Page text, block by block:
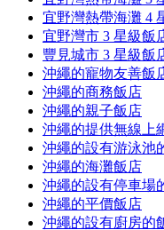
宜野灣熱帶海灘 4
宜野灣市 3 星級飯
豐見城市 3 星級飯
沖繩的寵物友善飯
沖繩的商務飯店
沖繩的親子飯店
沖繩的提供無線上
沖繩的設有游泳池
沖繩的海灘飯店
沖繩的設有停車場
沖繩的平價飯店
沖繩的設有廚房的